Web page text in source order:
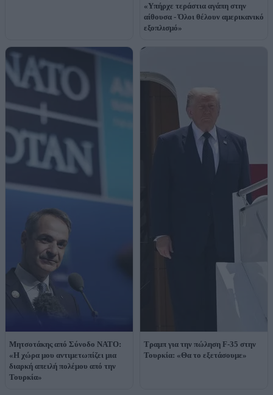
«Υπήρχε τεράστια αγάπη στην
αίθουσα - Όλοι θέλουν αμερικανικό
εξοπλισμό»
Μητσοτάκης από Σύνοδο ΝΑΤΟ:
«Η χώρα μου αντιμετωπίζει μια
διαρκή απειλή πολέμου από την
Τουρκία»
Τραμπ για την πώληση F-35 στην
Τουρκία: «Θα το εξετάσουμε»